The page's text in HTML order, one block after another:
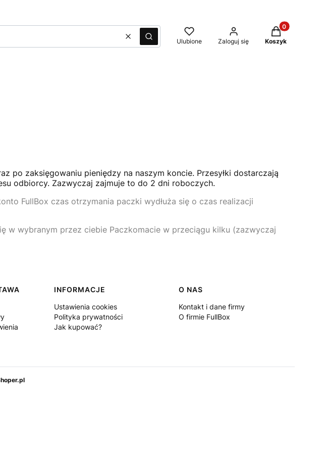
WyczyśćSzukaj Ulubione Zaloguj się
Produkty w
Koszyk
po zaksięgowaniu pieniędzy na naszym koncie. Przesyłki dostarczają
odbiorcy. Zazwyczaj zajmuje to do 2 dni roboczych.
FullBox czas otrzymania paczki wydłuża się o czas realizacji
w wybranym przez ciebie Paczkomacie w przeciągu kilku (zazwyczaj
INFORMACJE
Ustawienia cookies
Polityka prywatności
Jak kupować?
O NAS
Kontakt i dane firmy
O firmie FullBox